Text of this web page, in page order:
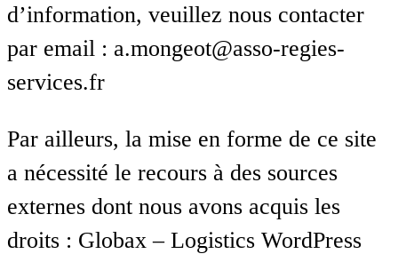
d’information, veuillez nous contacter
par email : a.mongeot@asso-regies-
services.fr
Par ailleurs, la mise en forme de ce site
a nécessité le recours à des sources
externes dont nous avons acquis les
droits : Globax – Logistics WordPress